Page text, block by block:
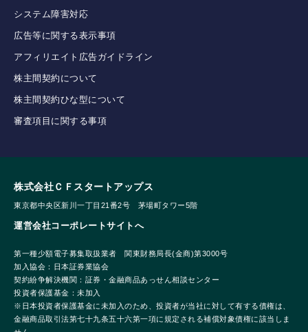
システム障害対応
広告等に関する表示事項
アフィリエイト広告ガイドライン
株主間契約について
株主間契約ひな型について
審査項目に関する事項
株式会社ＣＦスタートアップス
東京都中央区新川一丁目21番2号 茅場町タワー5階
運営会社コーポレートサイトへ
第一種少額電子募集取扱業者 関東財務局長(金商)第3000号
加入協会：日本証券業協会
契約紛争解決機関：証券・金融商品あっせん相談センター
投資者保護基金：未加入
※日本投資者保護基金に未加入のため、投資者が当社に対して有する債権は、
金融商品取引法第七十九条五十六第一項に規定される補償対象債権に該当しま